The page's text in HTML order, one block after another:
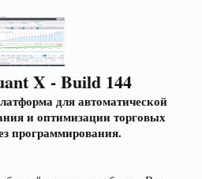
X - Build 144
для автоматической
и оптимизации торговых
программирования.